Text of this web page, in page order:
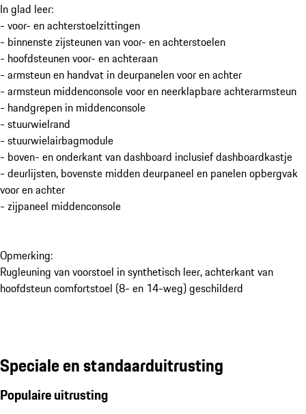
In glad leer:
- voor- en achterstoelzittingen
- binnenste zijsteunen van voor- en achterstoelen
- hoofdsteunen voor- en achteraan
- armsteun en handvat in deurpanelen voor en achter
- armsteun middenconsole voor en neerklapbare achterarmsteun
- handgrepen in middenconsole
- stuurwielrand
- stuurwielairbagmodule
- boven- en onderkant van dashboard inclusief dashboardkastje
- deurlijsten, bovenste midden deurpaneel en panelen opbergvak
voor en achter
- zijpaneel middenconsole
Opmerking:
Rugleuning van voorstoel in synthetisch leer, achterkant van
hoofdsteun comfortstoel (8- en 14-weg) geschilderd
Speciale en standaarduitrusting
Populaire uitrusting